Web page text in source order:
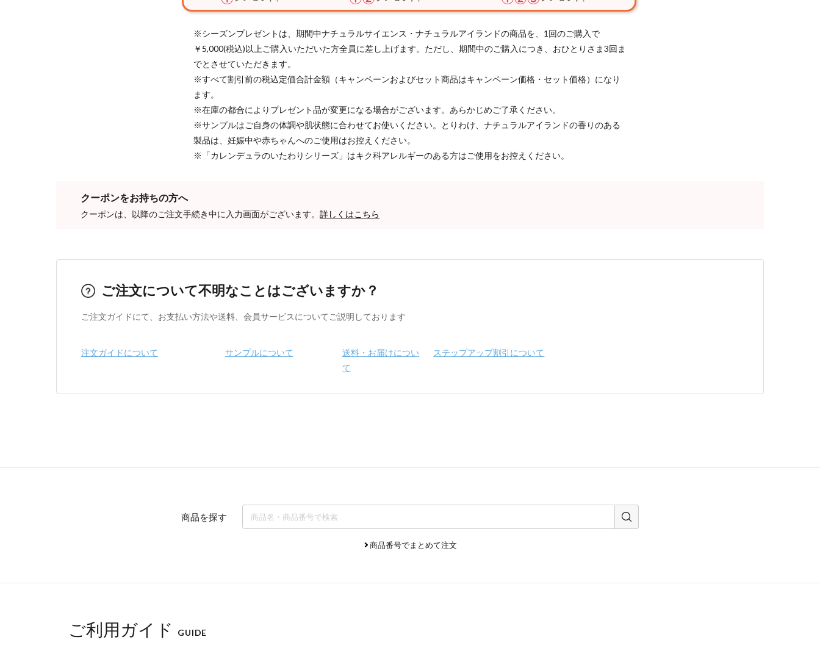
※シーズンプレゼントは、期間中ナチュラルサイエンス・ナチュラルアイランドの商品を、1回のご購入で
￥5,000(税込)以上ご購入いただいた方全員に差し上げます。ただし、期間中のご購入につき、おひとりさま3回ま
でとさせていただきます。
※すべて割引前の税込定価合計金額（キャンペーンおよびセット商品はキャンペーン価格・セット価格）になり
ます。
※在庫の都合によりプレゼント品が変更になる場合がございます。あらかじめご了承ください。
※サンプルはご自身の体調や肌状態に合わせてお使いください。とりわけ、ナチュラルアイランドの香りのある
製品は、妊娠中や赤ちゃんへのご使用はお控えください。
※「カレンデュラのいたわりシリーズ」はキク科アレルギーのある方はご使用をお控えください。
クーポンをお持ちの方へ
クーポンは、以降のご注文手続き中に入力画面がございます。 詳しくはこちら
ご注文について不明なことはございますか？
ご注文ガイドにて、お支払い方法や送料、会員サービスについてご説明しております
注文ガイドについて サンプルについて
送料・お届けについ
て
ステップアップ割引について
商品を探す
商品番号でまとめて注文
ご利用ガイド GUIDE